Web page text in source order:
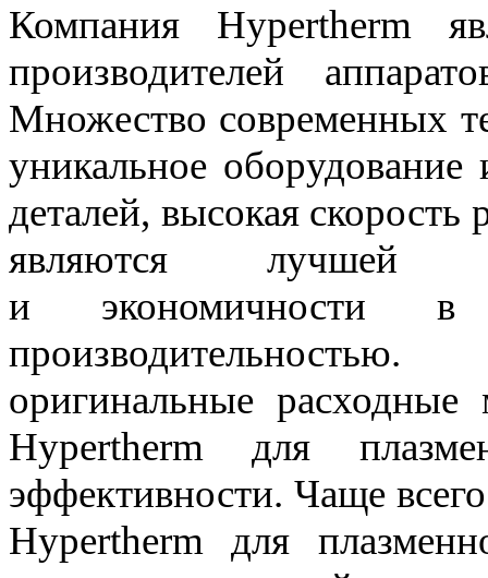
Компания Hypertherm
производителей
Множество современных
уникальное
деталей, высокая
являются лучшей
и экономичности в
оригинальные
Hypertherm для
эффективности. Чаще
Hypertherm для